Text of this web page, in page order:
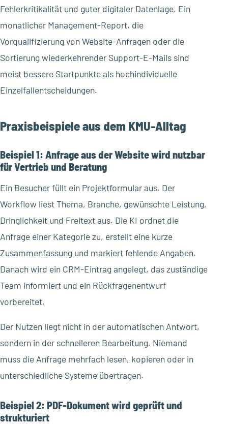
Fehlerkritikalität und guter digitaler Datenlage. Ein
monatlicher Management-Report, die
Vorqualifizierung von Website-Anfragen oder die
Sortierung wiederkehrender Support-E-Mails sind
meist bessere Startpunkte als hochindividuelle
Einzelfallentscheidungen.
Praxisbeispiele aus dem KMU-Alltag
Beispiel 1: Anfrage aus der Website wird nutzbar
für Vertrieb und Beratung
Ein Besucher füllt ein Projektformular aus. Der
Workflow liest Thema, Branche, gewünschte Leistung,
Dringlichkeit und Freitext aus. Die KI ordnet die
Anfrage einer Kategorie zu, erstellt eine kurze
Zusammenfassung und markiert fehlende Angaben.
Danach wird ein CRM-Eintrag angelegt, das zuständige
Team informiert und ein Rückfragenentwurf
vorbereitet.
Der Nutzen liegt nicht in der automatischen Antwort,
sondern in der schnelleren Bearbeitung. Niemand
muss die Anfrage mehrfach lesen, kopieren oder in
unterschiedliche Systeme übertragen.
Beispiel 2: PDF-Dokument wird geprüft und
strukturiert